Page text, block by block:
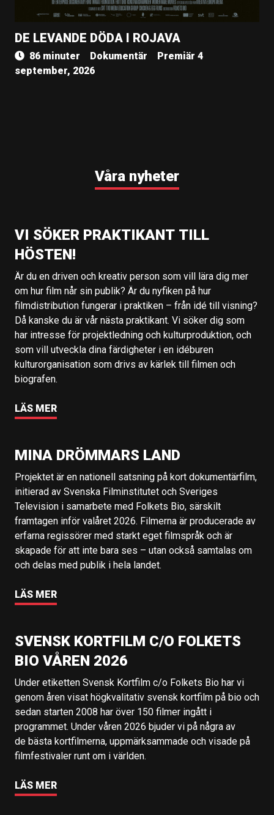
DE LEVANDE DÖDA I ROJAVA
86 minuter Dokumentär
Premiär 4
september, 2026
Våra nyheter
VI SÖKER PRAKTIKANT TILL
HÖSTEN!
Är du en driven och kreativ person som vill lära dig mer
om hur film når sin publik? Är du nyfiken på hur
filmdistribution fungerar i praktiken – från idé till visning?
Då kanske du är vår nästa praktikant. Vi söker dig som
har intresse för projektledning och kulturproduktion, och
som vill utveckla dina färdigheter i en idéburen
kulturorganisation som drivs av kärlek till filmen och
biografen.
LÄS MER
MINA DRÖMMARS LAND
Projektet är en nationell satsning på kort dokumentärfilm,
initierad av Svenska Filminstitutet och Sveriges
Television i samarbete med Folkets Bio, särskilt
framtagen inför valåret 2026. Filmerna är producerade av
erfarna regissörer med starkt eget filmspråk och är
skapade för att inte bara ses – utan också samtalas om
och delas med publik i hela landet.
LÄS MER
SVENSK KORTFILM C/O FOLKETS
BIO VÅREN 2026
Under etiketten Svensk Kortfilm c/o Folkets Bio har vi
genom åren visat högkvalitativ svensk kortfilm på bio och
sedan starten 2008 har över 150 filmer ingått i
programmet. Under våren 2026 bjuder vi på några av
de bästa kortfilmerna, uppmärksammade och visade på
filmfestivaler runt om i världen.
LÄS MER